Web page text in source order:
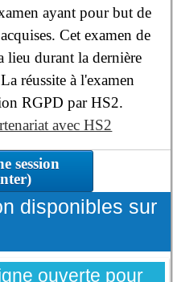
ayant pour but de
Cet examen de
lieu durant la dernière
réussite à l'examen
RGPD par HS2.
avec HS2
session
disponibles sur
ouverte pour